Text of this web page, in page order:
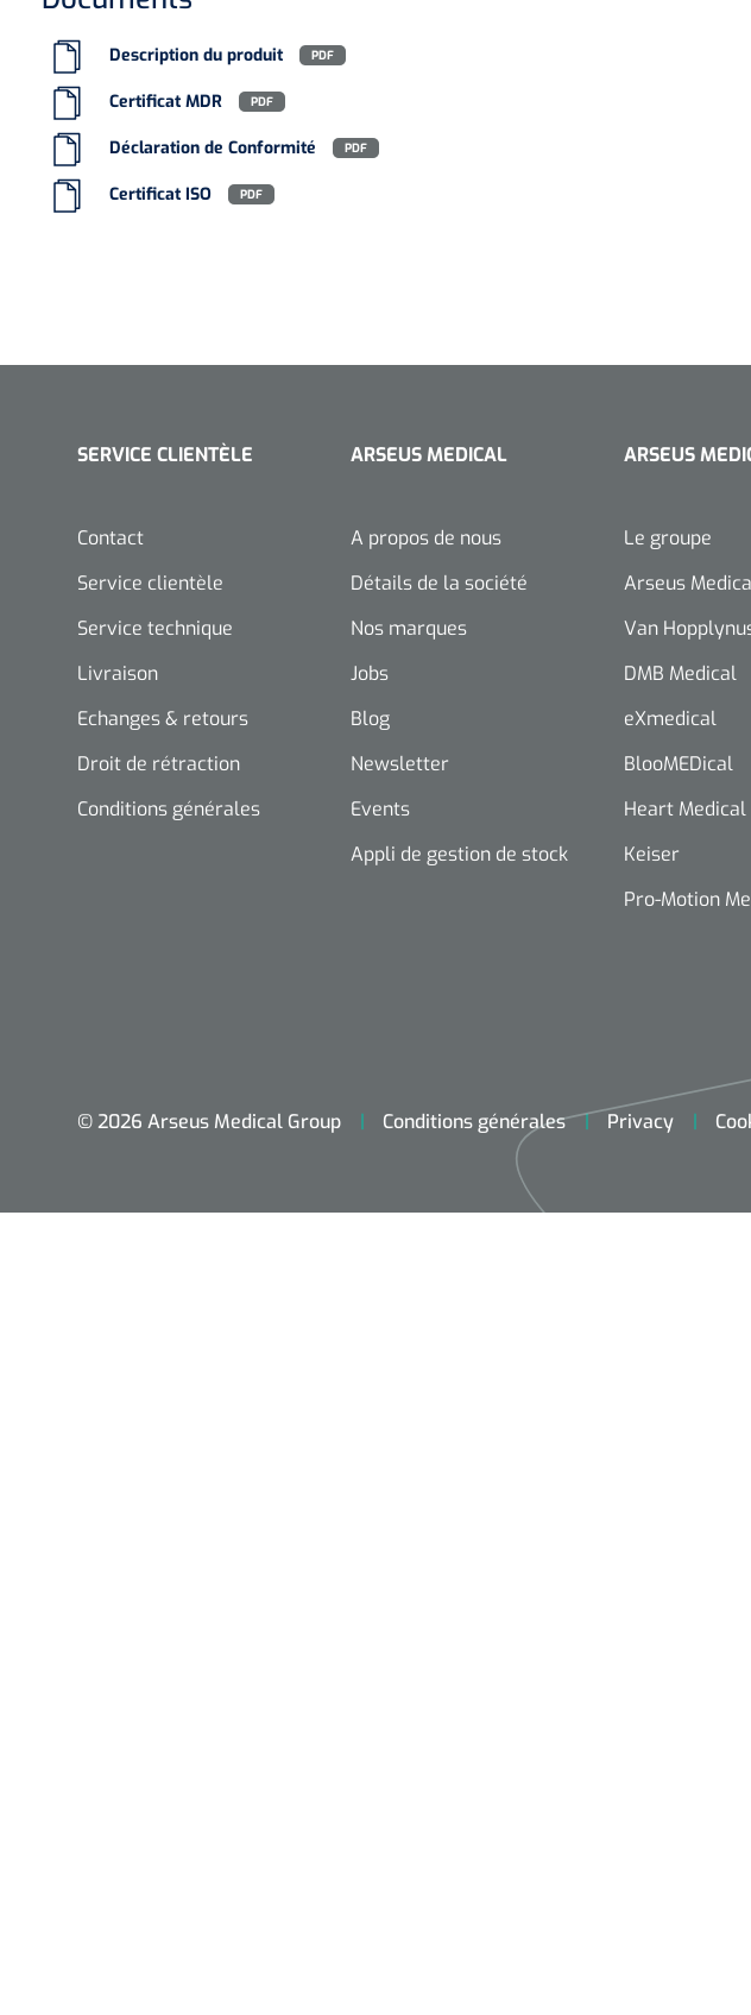
Description du produit PDF
Certificat MDR PDF
Déclaration de Conformité PDF
Certificat ISO PDF
SERVICE CLIENTÈLE
Contact
Service clientèle
Service technique
Livraison
Echanges & retours
Droit de rétraction
Conditions générales
ARSEUS MEDICAL
A propos de nous
Détails de la société
Nos marques
Jobs
Blog
Newsletter
Events
Appli de gestion de stock
ARSEUS
Le groupe
Arseus
Van
DMB Medical
eXmedical
BlooMEDical
Heart Medical
Keiser
Pro-Motion
© 2026 Arseus Medical Group Conditions générales Privacy